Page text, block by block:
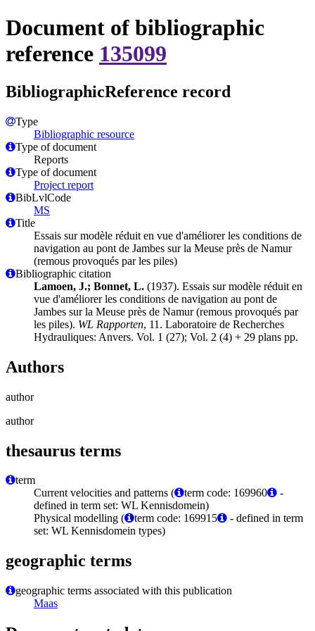
Document of bibliographic
reference 135099
BibliographicReference record
Type
Bibliographic resource
Type of document
Reports
Type of document
Project report
BibLvlCode
MS
Title
Essais sur modèle réduit en vue d'améliorer les conditions de
navigation au pont de Jambes sur la Meuse près de Namur
(remous provoqués par les piles)
Bibliographic citation
Lamoen, J.; Bonnet, L. (1937). Essais sur modèle réduit en
vue d'améliorer les conditions de navigation au pont de
Jambes sur la Meuse près de Namur (remous provoqués par
les piles). WL Rapporten, 11. Laboratoire de Recherches
Hydrauliques: Anvers. Vol. 1 (27); Vol. 2 (4) + 29 plans pp.
Authors
author
author
thesaurus terms
term
Current velocities and patterns (
term code: 169960
-
defined in term set: WL Kennisdomein)
Physical modelling (
term code: 169915
- defined in term
set: WL Kennisdomein types)
geographic terms
geographic terms associated with this publication
Maas